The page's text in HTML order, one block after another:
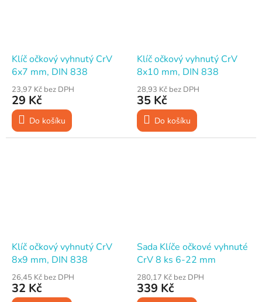
Klíč očkový vyhnutý CrV
6x7 mm, DIN 838
23,97 Kč bez DPH
29 Kč
Do košíku
Klíč očkový vyhnutý CrV
8x10 mm, DIN 838
28,93 Kč bez DPH
35 Kč
Do košíku
Klíč očkový vyhnutý CrV
8x9 mm, DIN 838
26,45 Kč bez DPH
32 Kč
Sada Klíče očkové vyhnuté
CrV 8 ks 6-22 mm
280,17 Kč bez DPH
339 Kč